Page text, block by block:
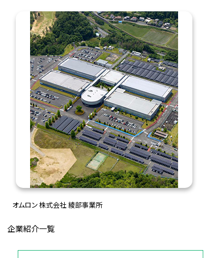
オムロン 株式会社 綾部事業所
企業紹介一覧